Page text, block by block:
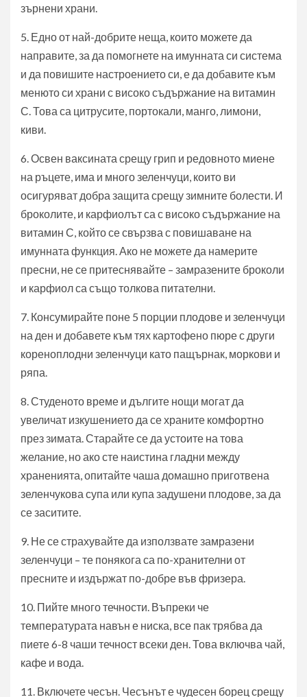
зърнени храни.
5. Едно от най-добрите неща, които можете да
направите, за да помогнете на имунната си система
и да повишите настроението си, е да добавите към
менюто си храни с високо съдържание на витамин
С. Това са цитрусите, портокали, манго, лимони,
киви.
6. Освен ваксината срещу грип и редовното миене
на ръцете, има и много зеленчуци, които ви
осигуряват добра защита срещу зимните болести. И
броколите, и карфиолът са с високо съдържание на
витамин С, който се свързва с повишаване на
имунната функция. Ако не можете да намерите
пресни, не се притеснявайте – замразените броколи
и карфиол са също толкова питателни.
7. Консумирайте поне 5 порции плодове и зеленчуци
на ден и добавете към тях картофено пюре с други
кореноплодни зеленчуци като пащърнак, моркови и
ряпа.
8. Студеното време и дългите нощи могат да
увеличат изкушението да се храните комфортно
през зимата. Старайте се да устоите на това
желание, но ако сте наистина гладни между
храненията, опитайте чаша домашно приготвена
зеленчукова супа или купа задушени плодове, за да
се заситите.
9. Не се страхувайте да използвате замразени
зеленчуци – те понякога са по-хранителни от
пресните и издържат по-добре във фризера.
10. Пийте много течности. Въпреки че
температурата навън е ниска, все пак трябва да
пиете 6-8 чаши течност всеки ден. Това включва чай,
кафе и вода.
11. Включете чесън. Чесънът е чудесен борец срещу